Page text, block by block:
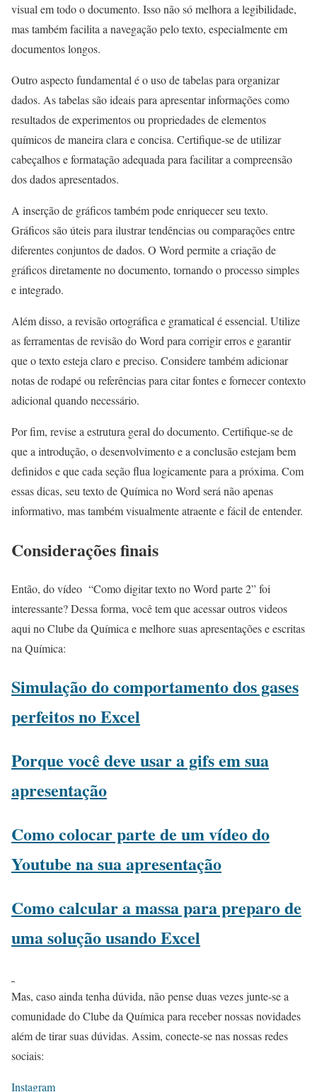
visual em todo o documento. Isso não só melhora a legibilidade,
mas também facilita a navegação pelo texto, especialmente em
documentos longos.
Outro aspecto fundamental é o uso de tabelas para organizar
dados. As tabelas são ideais para apresentar informações como
resultados de experimentos ou propriedades de elementos
químicos de maneira clara e concisa. Certifique-se de utilizar
cabeçalhos e formatação adequada para facilitar a compreensão
dos dados apresentados.
A inserção de gráficos também pode enriquecer seu texto.
Gráficos são úteis para ilustrar tendências ou comparações entre
diferentes conjuntos de dados. O Word permite a criação de
gráficos diretamente no documento, tornando o processo simples
e integrado.
Além disso, a revisão ortográfica e gramatical é essencial. Utilize
as ferramentas de revisão do Word para corrigir erros e garantir
que o texto esteja claro e preciso. Considere também adicionar
notas de rodapé ou referências para citar fontes e fornecer contexto
adicional quando necessário.
Por fim, revise a estrutura geral do documento. Certifique-se de
que a introdução, o desenvolvimento e a conclusão estejam bem
definidos e que cada seção flua logicamente para a próxima. Com
essas dicas, seu texto de Química no Word será não apenas
informativo, mas também visualmente atraente e fácil de entender.
Considerações finais
Então, do vídeo “Como digitar texto no Word parte 2” foi
interessante? Dessa forma, você tem que acessar outros videos
aqui no Clube da Química e melhore suas apresentações e escritas
na Química:
Simulação do comportamento dos gases
perfeitos no Excel
Porque você deve usar a gifs em sua
apresentação
Como colocar parte de um vídeo do
Youtube na sua apresentação
Como calcular a massa para preparo de
uma solução usando Excel
Mas, caso ainda tenha dúvida, não pense duas vezes junte-se a
comunidade do Clube da Química para receber nossas novidades
além de tirar suas dúvidas. Assim, conecte-se nas nossas redes
sociais:
Instagram